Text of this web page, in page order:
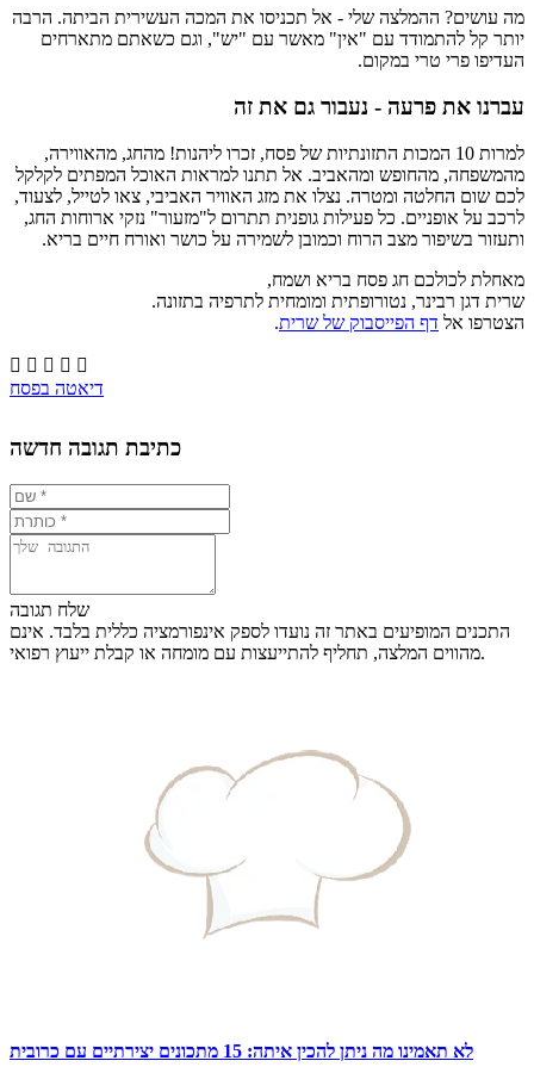
מה עושים? ההמלצה שלי - אל תכניסו את המכה העשירית הביתה. הרבה
יותר קל להתמודד עם "אין" מאשר עם "יש", וגם כשאתם מתארחים
העדיפו פרי טרי במקום.
עברנו את פרעה - נעבור גם את זה
למרות 10 המכות התזונתיות של פסח, זכרו ליהנות! מהחג, מהאווירה,
מהמשפחה, מהחופש ומהאביב. אל תתנו למראות האוכל המפתים לקלקל
לכם שום החלטה ומטרה. נצלו את מזג האוויר האביבי, צאו לטייל, לצעוד,
לרכב על אופניים. כל פעילות גופנית תתרום ל"מזעור" נזקי ארוחות החג,
ותעזור בשיפור מצב הרוח וכמובן לשמירה על כושר ואורח חיים בריא.
מאחלת לכולכם חג פסח בריא ושמח,
שרית דגן רבינר, נטורופתית ומומחית לתרפיה בתזונה.
הצטרפו אל דף הפייסבוק של שרית.
    
דיאטה בפסח
כתיבת תגובה חדשה
שלח תגובה
התכנים המופיעים באתר זה נועדו לספק אינפורמציה כללית בלבד. אינם
מהווים המלצה, תחליף להתייעצות עם מומחה או קבלת ייעוץ רפואי.
לא תאמינו מה ניתן להכין איתה: 15 מתכונים יצירתיים עם כרובית